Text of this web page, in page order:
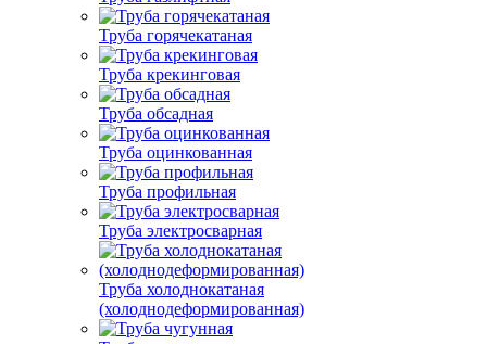
Труба горячекатаная
Труба крекинговая
Труба обсадная
Труба оцинкованная
Труба профильная
Труба электросварная
Труба холоднокатаная
(холоднодеформированная)